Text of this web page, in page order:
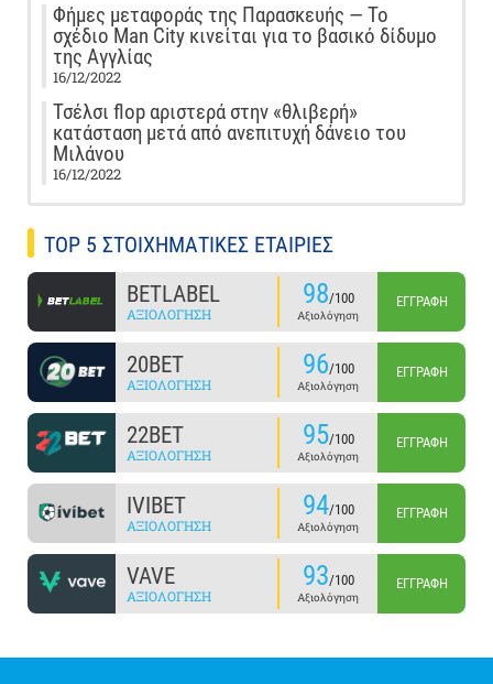
Φήμες μεταφοράς της Παρασκευής — Το
σχέδιο Man City κινείται για το βασικό δίδυμο
της Αγγλίας
16/12/2022
Τσέλσι flop αριστερά στην «θλιβερή»
κατάσταση μετά από ανεπιτυχή δάνειο του
Μιλάνου
16/12/2022
TOP 5 ΣΤΟΙΧΗΜΑΤΙΚΕΣ ΕΤΑΙΡΙΕΣ
BETLABEL
ΑΞΙΟΛΌΓΗΣΗ
98/100
Αξιολόγηση
ΕΓΓΡΑΦΉ
20BET
ΑΞΙΟΛΌΓΗΣΗ
96/100
Αξιολόγηση
ΕΓΓΡΑΦΉ
22BET
ΑΞΙΟΛΌΓΗΣΗ
95/100
Αξιολόγηση
ΕΓΓΡΑΦΉ
IVIBET
ΑΞΙΟΛΌΓΗΣΗ
94/100
Αξιολόγηση
ΕΓΓΡΑΦΉ
VAVE
ΑΞΙΟΛΌΓΗΣΗ
93/100
Αξιολόγηση
ΕΓΓΡΑΦΉ